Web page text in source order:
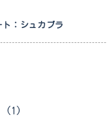
ト：シュカブラ
(1)